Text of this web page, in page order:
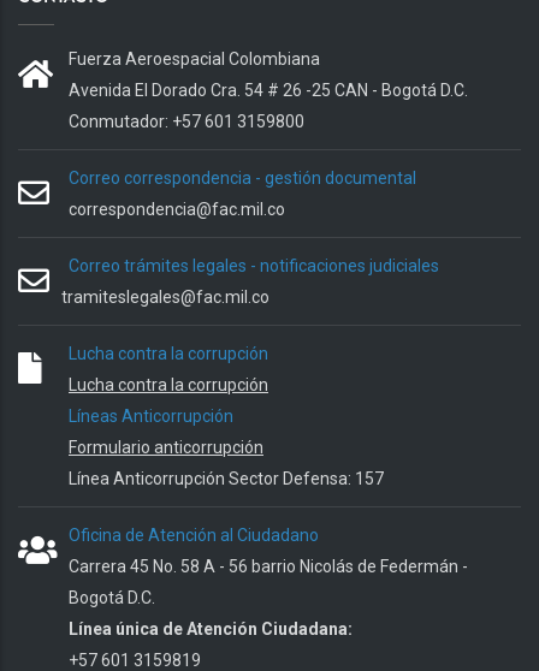
Fuerza Aeroespacial Colombiana
Avenida El Dorado Cra. 54 # 26 -25 CAN - Bogotá D.C.
Conmutador: +57 601 3159800
Correo correspondencia - gestión documental
correspondencia@fac.mil.co
Correo trámites legales - notificaciones judiciales
tramiteslegales@fac.mil.co
Lucha contra la corrupción
Lucha contra la corrupción
Líneas Anticorrupción
Formulario anticorrupción
Línea Anticorrupción Sector Defensa: 157
Oficina de Atención al Ciudadano
Carrera 45 No. 58 A - 56 barrio Nicolás de Federmán -
Bogotá D.C.
Línea única de Atención Ciudadana:
+57 601 3159819